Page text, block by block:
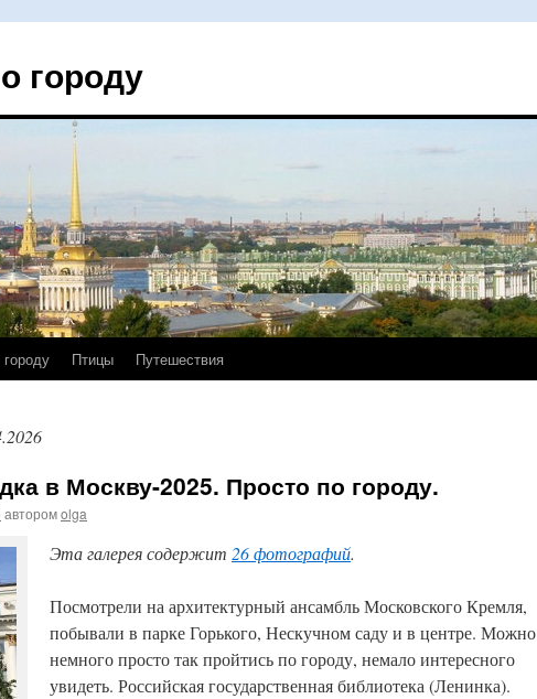
городу
Птицы Путешествия
в Москву-2025. Просто по городу.
авторомolga
Эта галерея содержит 26 фотографий.
Посмотрели на архитектурный ансамбль Московского Кремля,
побывали в парке Горького, Нескучном саду и в центре. Можно
немного просто так пройтись по городу, немало интересного
увидеть. Российская государственная библиотека (Ленинка).